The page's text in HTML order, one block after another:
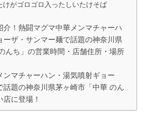
けがゴロゴロ入ったしいたけそば
介！熱闘マグマ中華メンマチャーハ
ーザ・サンマー麺で話題の神奈川県
んち」の営業時間・店舗住所・場所
ンマチャーハン・湯気噴射ギョー
話題の神奈川県茅ヶ崎市「中華 のん
に登場！